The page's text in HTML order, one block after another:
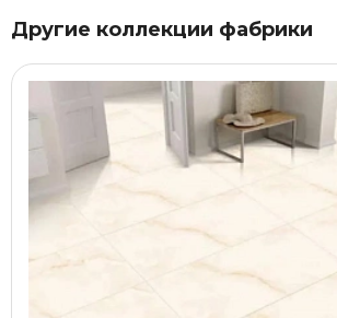
Другие коллекции фабрики